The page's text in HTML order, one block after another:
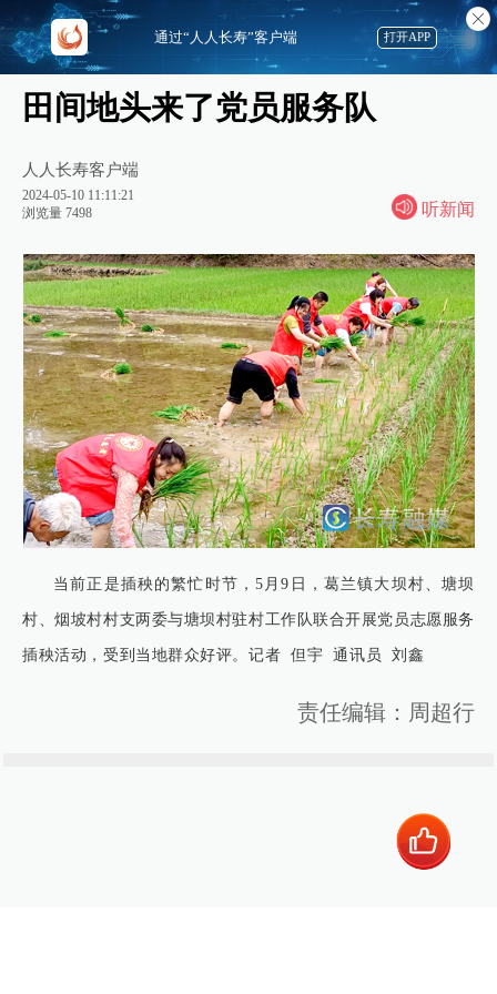
田间地头来了党员服务队
人人长寿客户端
2024-05-10 11:11:21
浏览量 7498
听新闻
当前正是插秧的繁忙时节，5月9日，葛兰镇大坝村、塘坝
村、烟坡村村支两委与塘坝村驻村工作队联合开展党员志愿服务
插秧活动，受到当地群众好评。记者 但宇 通讯员 刘鑫
责任编辑：周超行
通过“人人长寿”客户端 打开APP